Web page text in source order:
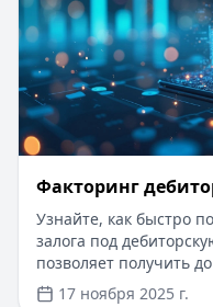
​Факторинг
Узнайте, как быстро
залога под
позволяет получить
течение 1-2 дней.
17 ноября 2025 г.